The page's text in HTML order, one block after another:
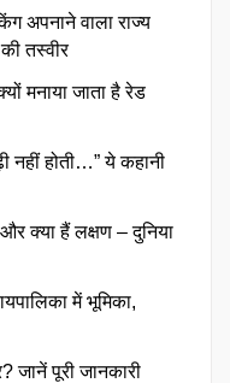
अपनाने वाला राज्य
तस्वीर
मनाया जाता है रेड
नहीं होती…” ये कहानी
क्या हैं लक्षण – दुनिया
में भूमिका,
जानें पूरी जानकारी